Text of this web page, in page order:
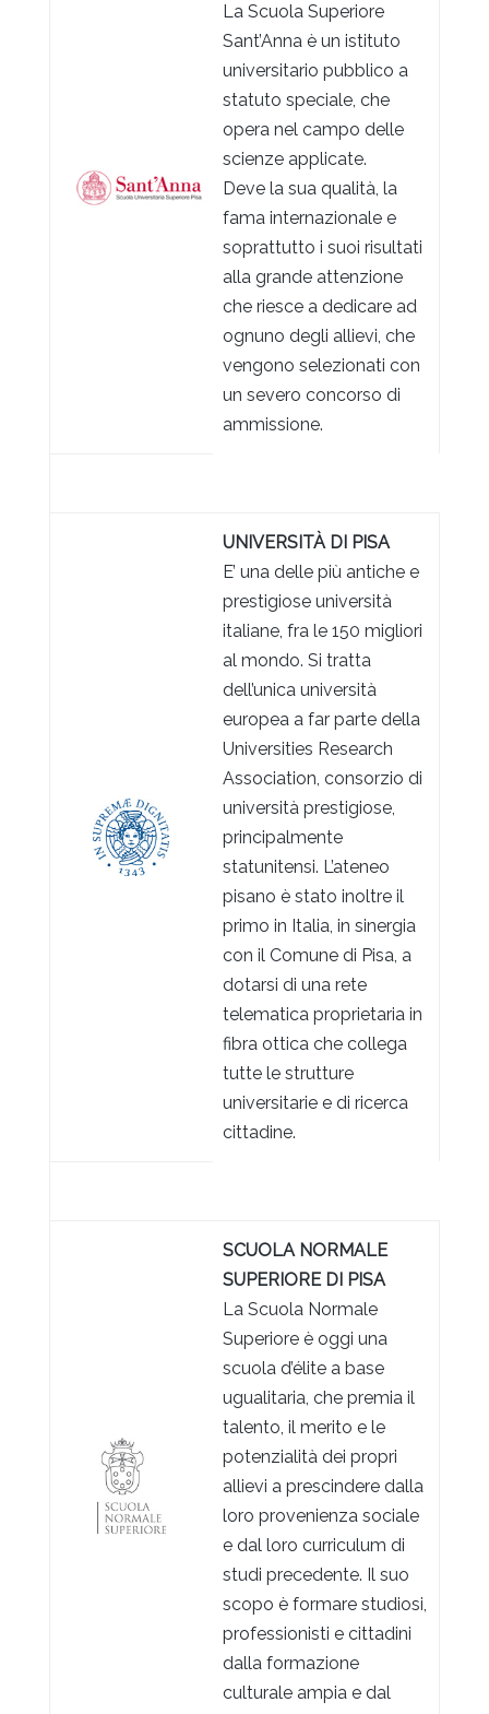
La Scuola Superiore
Sant’Anna è un istituto
universitario pubblico a
statuto speciale, che
opera nel campo delle
scienze applicate.
Deve la sua qualità, la
fama internazionale e
soprattutto i suoi risultati
alla grande attenzione
che riesce a dedicare ad
ognuno degli allievi, che
vengono selezionati con
un severo concorso di
ammissione.
UNIVERSITÀ DI PISA
E’ una delle più antiche e
prestigiose università
italiane, fra le 150 migliori
al mondo. Si tratta
dell’unica università
europea a far parte della
Universities Research
Association, consorzio di
università prestigiose,
principalmente
statunitensi. L’ateneo
pisano è stato inoltre il
primo in Italia, in sinergia
con il Comune di Pisa, a
dotarsi di una rete
telematica proprietaria in
fibra ottica che collega
tutte le strutture
universitarie e di ricerca
cittadine.
SCUOLA NORMALE
SUPERIORE DI PISA
La Scuola Normale
Superiore è oggi una
scuola d’élite a base
ugualitaria, che premia il
talento, il merito e le
potenzialità dei propri
allievi a prescindere dalla
loro provenienza sociale
e dal loro curriculum di
studi precedente. Il suo
scopo è formare studiosi,
professionisti e cittadini
dalla formazione
culturale ampia e dal